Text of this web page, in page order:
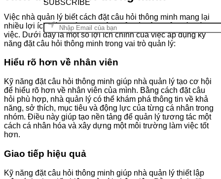
SUBSCRIBE
Việc nhà quản lý biết cách đặt câu hỏi thông minh mang lại
nhiều lợi ích đáng kể trong việc quản lý hiệu quả nhóm làm
việc. Dưới đây là một số lợi ích chính của việc áp dụng kỹ
năng đặt câu hỏi thông minh trong vai trò quản lý:
Hiểu rõ hơn về nhân viên
Kỹ năng đặt câu hỏi thông minh giúp nhà quản lý tạo cơ hội
để hiểu rõ hơn về nhân viên của mình. Bằng cách đặt câu
hỏi phù hợp, nhà quản lý có thể khám phá thông tin về khả
năng, sở thích, mục tiêu và động lực của từng cá nhân trong
nhóm. Điều này giúp tạo nền tảng để quản lý tương tác một
cách cá nhân hóa và xây dựng một môi trường làm việc tốt
hơn.
Giao tiếp hiệu quả
Kỹ năng đặt câu hỏi thông minh giúp nhà quản lý thiết lập